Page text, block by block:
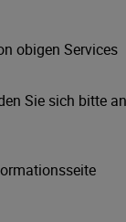
obigen Services
Sie sich bitte an